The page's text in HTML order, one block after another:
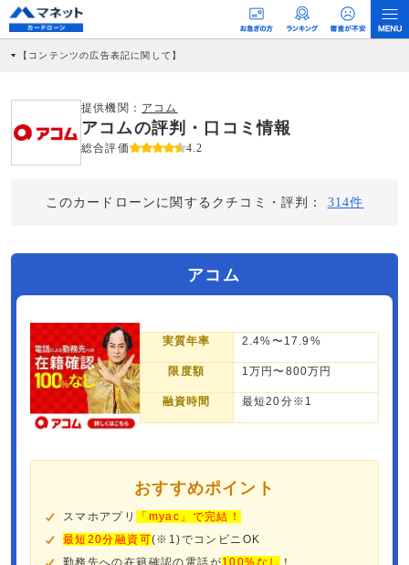
【コンテンツの広告表記に関して】
社に対して企業から紹介報酬が支払われるという収益モデルです。 ただし、特定の
商品を根拠なくPRするものではなく、当編集部の調査／ユーザーへの口コミ収集な
どに基づき、公平性を担保した情報提供を行っています。
>提携企業一覧
提供機関： アコム
アコムの評判・口コミ情報
総合評価 4.2
このカードローンに関するクチコミ・評判： 314件
アコム
実質年率 2.4%〜17.9%
限度額 1万円〜800万円
融資時間 最短20分※1
おすすめポイント
スマホアプリ
「myac」で完結！
最短20分融資可(※1)でコンビニOK
勤務先への在籍確認の電話が100%なし ！